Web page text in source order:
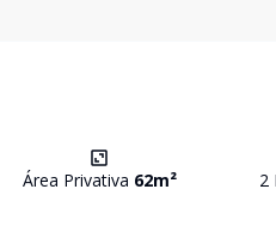
Área Privativa 62m² 2